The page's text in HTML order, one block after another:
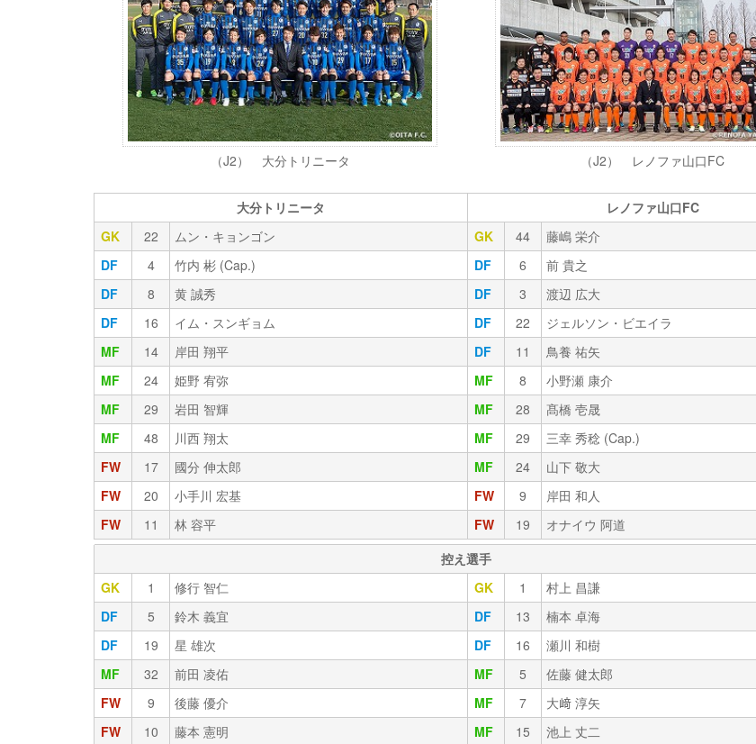
（J2） 大分トリニータ （J2） レノファ山口FC
大分トリニータ
レノファ山口FC
GK
22 ムン・キョンゴン GK 44
藤嶋 栄介
DF
4 竹内 彬 (Cap.) DF 6
前 貴之
DF
8 黄 誠秀 DF 3
渡辺 広大
DF
16 イム・スンギョム DF 22
ジェルソン・ビエイラ
MF
14 岸田 翔平 DF 11
鳥養 祐矢
MF
24 姫野 宥弥 MF 8
小野瀬 康介
MF
29 岩田 智輝 MF 28
髙橋 壱晟
MF
48 川西 翔太 MF 29
三幸 秀稔 (Cap.)
FW
17 國分 伸太郎 MF 24
山下 敬大
FW
20 小手川 宏基 FW 9
岸田 和人
FW
11 林 容平 FW 19
オナイウ 阿道
控え選手
GK
1 修行 智仁 GK 1
村上 昌謙
DF
5 鈴木 義宜 DF 13
楠本 卓海
DF
19 星 雄次 DF 16
瀬川 和樹
MF
32 前田 凌佑 MF 5
佐藤 健太郎
FW
9 後藤 優介 MF 7
大﨑 淳矢
FW
10 藤本 憲明 MF 15
池上 丈二